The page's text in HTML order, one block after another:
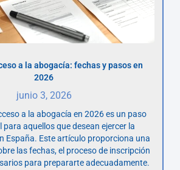
a la abogacía: fechas y pasos en
2026
junio 3, 2026
a la abogacía en 2026 es un paso
aquellos que desean ejercer la
España. Este artículo proporciona una
las fechas, el proceso de inscripción
para prepararte adecuadamente.